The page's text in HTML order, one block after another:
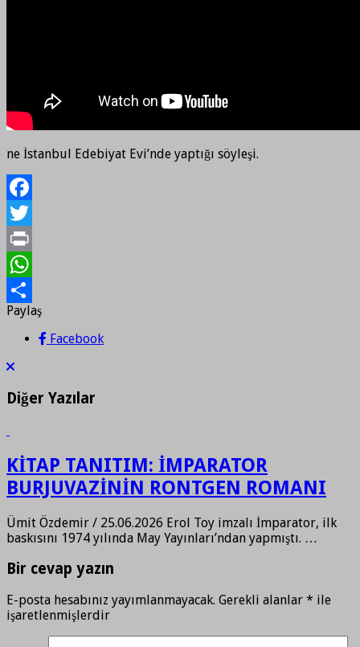
ne İstanbul Edebiyat Evi’nde yaptığı söyleşi.
Facebook
Twitter
Print
WhatsApp
Paylaş
Paylaş
Facebook
Diğer Yazılar
KİTAP TANITIM: İMPARATOR
BURJUVAZİNİN RONTGEN ROMANI
Ümit Özdemir / 25.06.2026 Erol Toy imzalı İmparator, ilk
baskısını 1974 yılında May Yayınları’ndan yapmıştı. …
Bir cevap yazın
E-posta hesabınız yayımlanmayacak. Gerekli alanlar * ile
işaretlenmişlerdir